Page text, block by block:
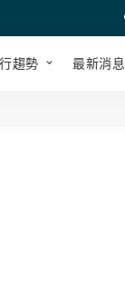
趨勢 最新消息